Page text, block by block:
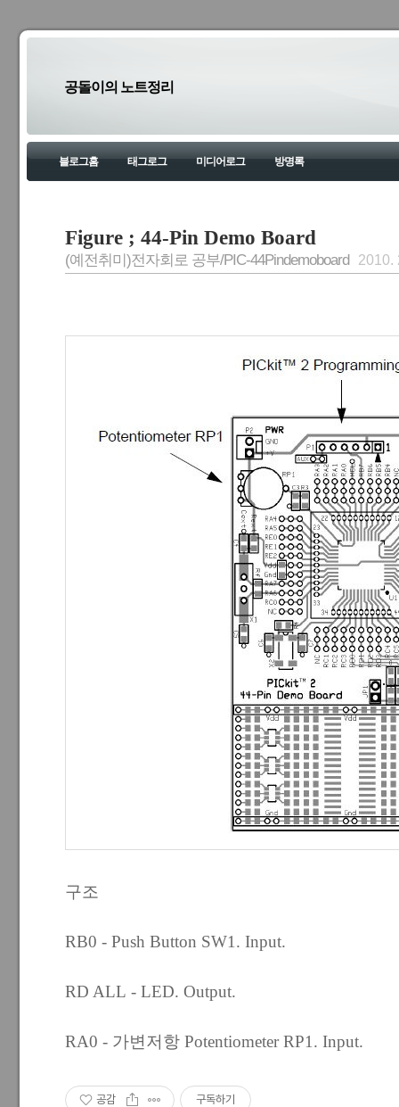
공돌이의 노트정리
블로그홈 태그로그 미디어로그 방명록
Figure ; 44-Pin Demo Board
(예전취미)전자회로 공부/PIC-44Pindemoboard 2010.
구조
RB0 - Push Button SW1. Input.
RD ALL - LED. Output.
RA0 - 가변저항 Potentiometer RP1. Input.
공감 구독하기